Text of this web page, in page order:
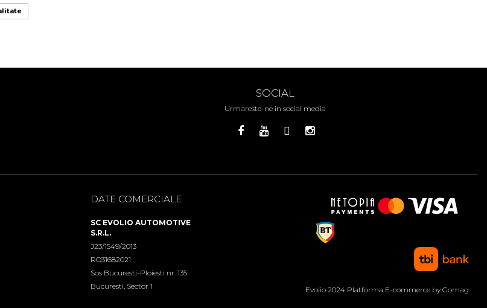
SOCIAL
Urmareste-ne in social media
DATE COMERCIALE
SC EVOLIO AUTOMOTIVE
S.R.L.
J23/1549/2013
RO31682021
Sos Bucuresti-Ploiesti nr. 135
Bucuresti, Sector 1
Evolio 2024 Platforma E-commerce by Gomag